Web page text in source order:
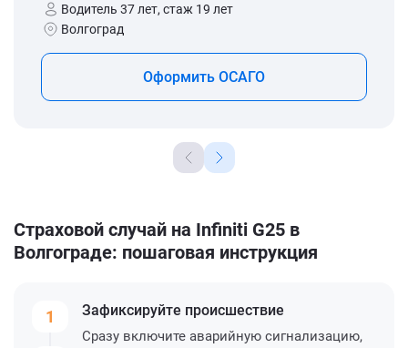
Водитель 37 лет, стаж 19 лет
Волгоград
Оформить ОСАГО
Страховой случай на Infiniti G25 в
Волгограде: пошаговая инструкция
1 Зафиксируйте происшествие
Сразу включите аварийную сигнализацию,